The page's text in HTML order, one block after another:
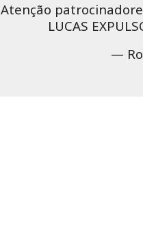
Atenção
LUCAS
—